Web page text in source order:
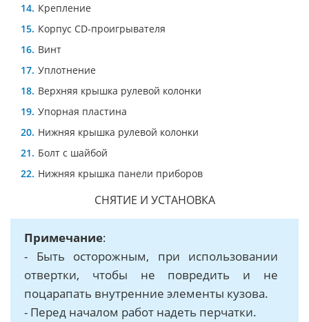
Крепление
Корпус CD-проигрывателя
Винт
Уплотнение
Верхняя крышка рулевой колонки
Упорная пластина
Нижняя крышка рулевой колонки
Болт с шайбой
Нижняя крышка панели приборов
СНЯТИЕ И УСТАНОВКА
Примечание:
- Быть осторожным, при использовании
отвертки, чтобы не повредить и не
поцарапать внутренние элементы кузова.
- Перед началом работ надеть перчатки.